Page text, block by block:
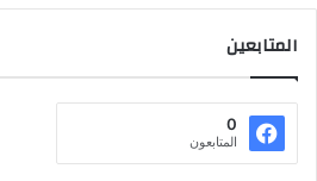
المتابعين
0
المتابعون